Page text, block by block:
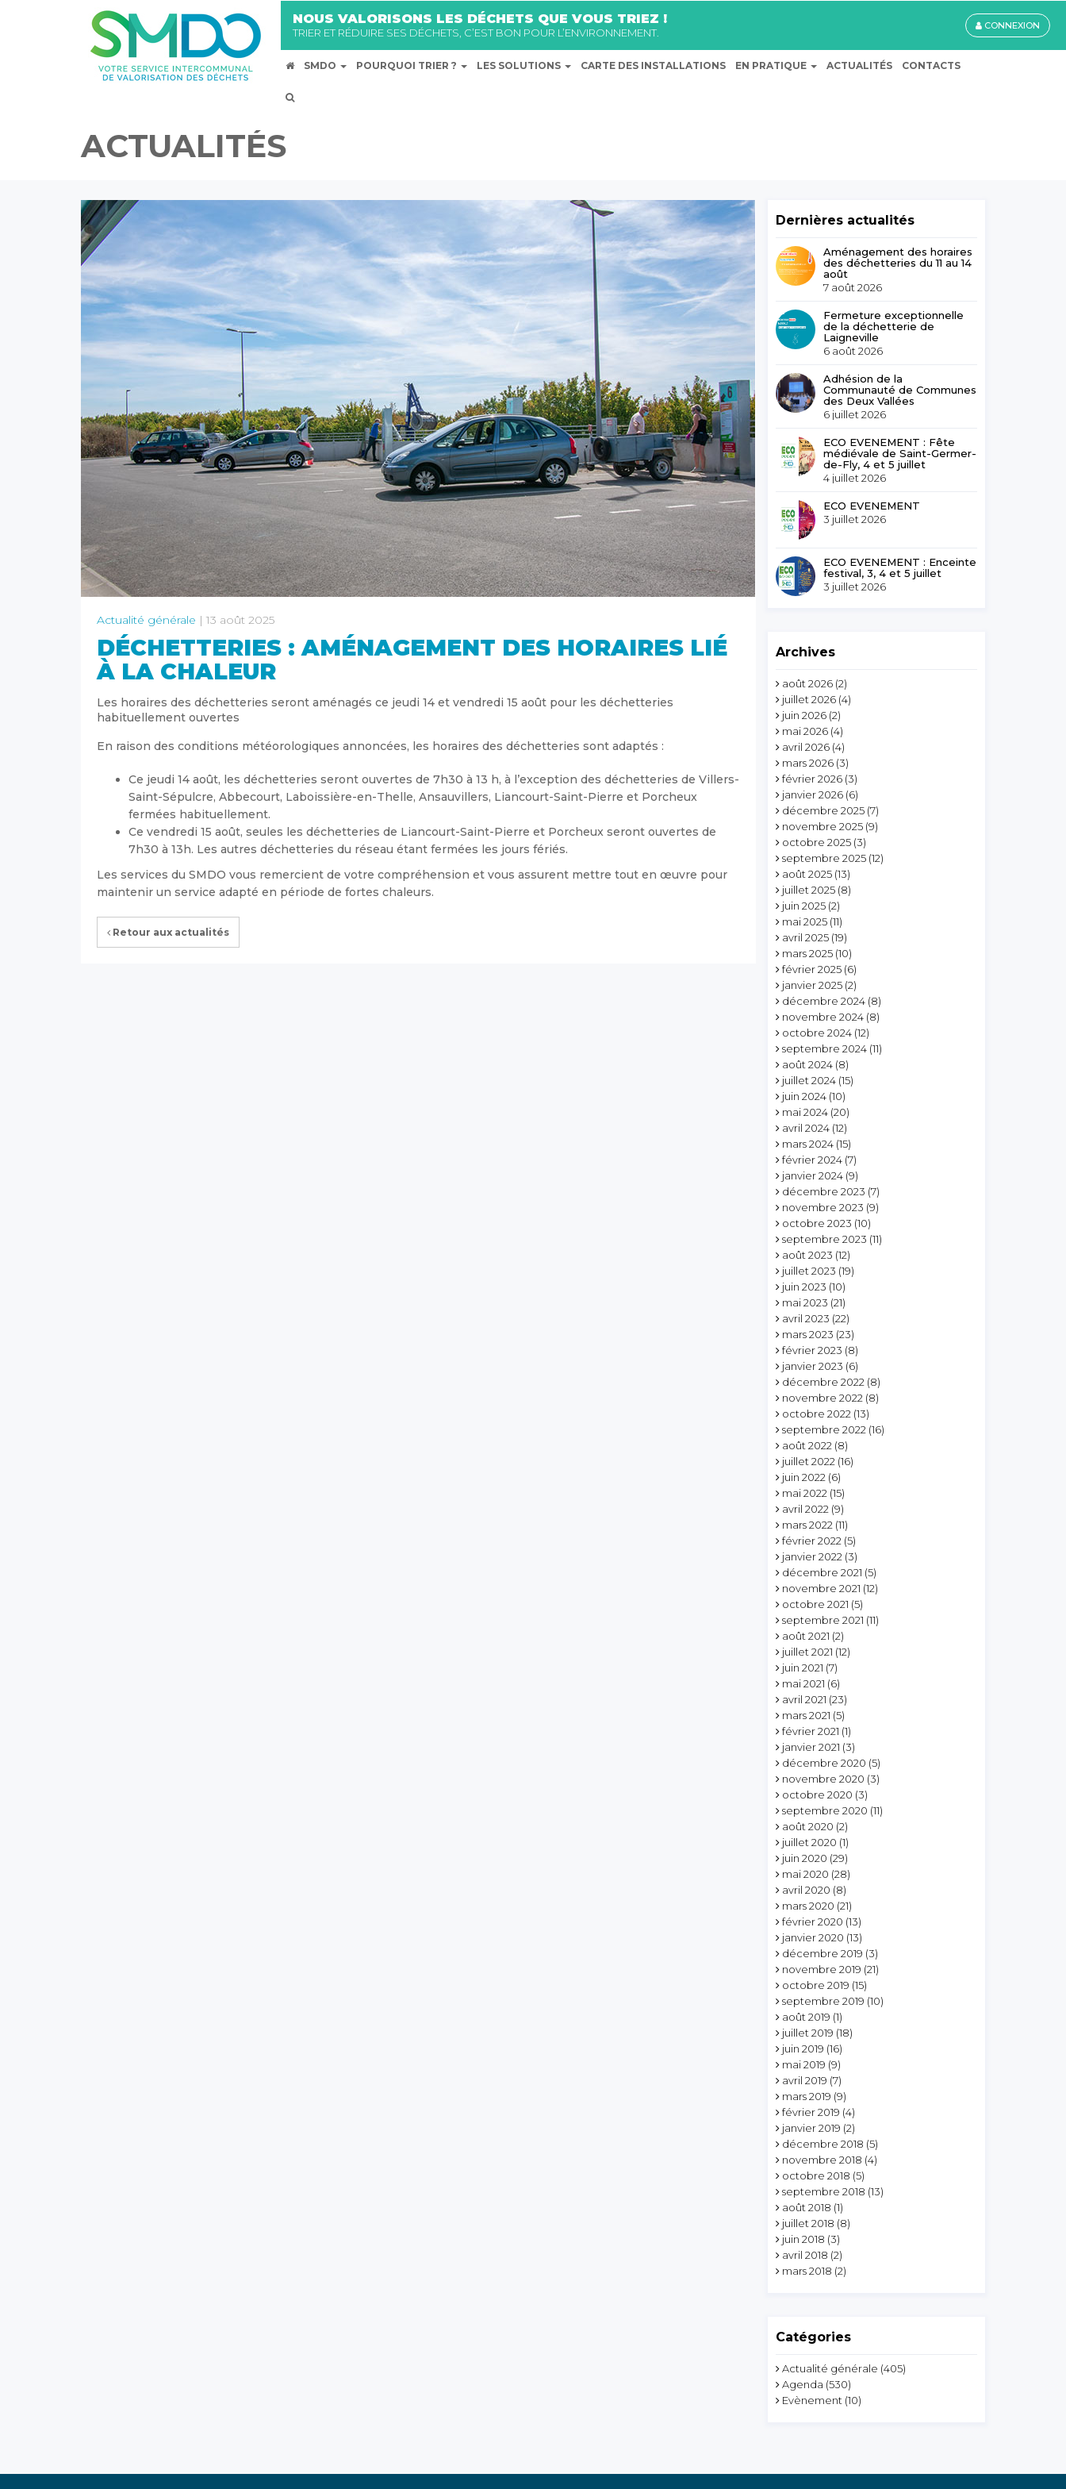
NOUS VALORISONS LES DÉCHETS QUE VOUS TRIEZ !
TRIER ET RÉDUIRE SES DÉCHETS, C’EST BON POUR L’ENVIRONNEMENT.
SMDO POURQUOI TRIER ? LES SOLUTIONS CARTE DES INSTALLATIONS EN PRATIQUE ACTUALITÉS CONTACTS
CONNEXION
ACTUALITÉS
Actualité générale | 13 août 2025
DÉCHETTERIES : AMÉNAGEMENT DES HORAIRES LIÉ
À LA CHALEUR
Les horaires des déchetteries seront aménagés ce jeudi 14 et vendredi 15 août pour les déchetteries
habituellement ouvertes
En raison des conditions météorologiques annoncées, les horaires des déchetteries sont adaptés :
Ce jeudi 14 août, les déchetteries seront ouvertes de 7h30 à 13 h, à l’exception des déchetteries de Villers-
Saint-Sépulcre, Abbecourt, Laboissière-en-Thelle, Ansauvillers, Liancourt-Saint-Pierre et Porcheux
fermées habituellement.
Ce vendredi 15 août, seules les déchetteries de Liancourt-Saint-Pierre et Porcheux seront ouvertes de
7h30 à 13h. Les autres déchetteries du réseau étant fermées les jours fériés.
Les services du SMDO vous remercient de votre compréhension et vous assurent mettre tout en œuvre pour
maintenir un service adapté en période de fortes chaleurs.
Retour aux actualités
Dernières actualités
Aménagement des horaires
des déchetteries du 11 au 14
août
7 août 2026
Fermeture exceptionnelle
de la déchetterie de
Laigneville
6 août 2026
Adhésion de la
Communauté de Communes
des Deux Vallées
6 juillet 2026
ECO EVENEMENT : Fête
médiévale de Saint-Germer-
de-Fly, 4 et 5 juillet
4 juillet 2026
ECO EVENEMENT
3 juillet 2026
ECO EVENEMENT : Enceinte
festival, 3, 4 et 5 juillet
3 juillet 2026
Archives
août 2026 (2)
juillet 2026 (4)
juin 2026 (2)
mai 2026 (4)
avril 2026 (4)
mars 2026 (3)
février 2026 (3)
janvier 2026 (6)
décembre 2025 (7)
novembre 2025 (9)
octobre 2025 (3)
septembre 2025 (12)
août 2025 (13)
juillet 2025 (8)
juin 2025 (2)
mai 2025 (11)
avril 2025 (19)
mars 2025 (10)
février 2025 (6)
janvier 2025 (2)
décembre 2024 (8)
novembre 2024 (8)
octobre 2024 (12)
septembre 2024 (11)
août 2024 (8)
juillet 2024 (15)
juin 2024 (10)
mai 2024 (20)
avril 2024 (12)
mars 2024 (15)
février 2024 (7)
janvier 2024 (9)
décembre 2023 (7)
novembre 2023 (9)
octobre 2023 (10)
septembre 2023 (11)
août 2023 (12)
juillet 2023 (19)
juin 2023 (10)
mai 2023 (21)
avril 2023 (22)
mars 2023 (23)
février 2023 (8)
janvier 2023 (6)
décembre 2022 (8)
novembre 2022 (8)
octobre 2022 (13)
septembre 2022 (16)
août 2022 (8)
juillet 2022 (16)
juin 2022 (6)
mai 2022 (15)
avril 2022 (9)
mars 2022 (11)
février 2022 (5)
janvier 2022 (3)
décembre 2021 (5)
novembre 2021 (12)
octobre 2021 (5)
septembre 2021 (11)
août 2021 (2)
juillet 2021 (12)
juin 2021 (7)
mai 2021 (6)
avril 2021 (23)
mars 2021 (5)
février 2021 (1)
janvier 2021 (3)
décembre 2020 (5)
novembre 2020 (3)
octobre 2020 (3)
septembre 2020 (11)
août 2020 (2)
juillet 2020 (1)
juin 2020 (29)
mai 2020 (28)
avril 2020 (8)
mars 2020 (21)
février 2020 (13)
janvier 2020 (13)
décembre 2019 (3)
novembre 2019 (21)
octobre 2019 (15)
septembre 2019 (10)
août 2019 (1)
juillet 2019 (18)
juin 2019 (16)
mai 2019 (9)
avril 2019 (7)
mars 2019 (9)
février 2019 (4)
janvier 2019 (2)
décembre 2018 (5)
novembre 2018 (4)
octobre 2018 (5)
septembre 2018 (13)
août 2018 (1)
juillet 2018 (8)
juin 2018 (3)
avril 2018 (2)
mars 2018 (2)
Catégories
Actualité générale (405)
Agenda (530)
Evènement (10)